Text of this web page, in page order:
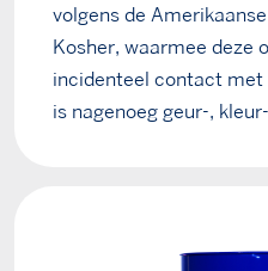
volgens de
Kosher, waarmee deze
incidenteel contact met
is nagenoeg geur-,